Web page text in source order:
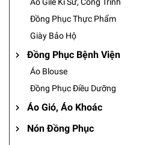
Đồng Phục Thực Phẩm
Giày Bảo Hộ
Đồng Phục Bệnh Viện
Áo Blouse
Đồng Phục Điều Dưỡng
Áo Gió, Áo Khoác
Nón Đồng Phục